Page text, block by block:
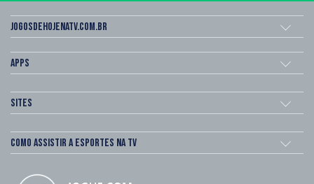
Jogosdehojenatv.com.br
Apps
Sites
Como assistir a esportes na TV